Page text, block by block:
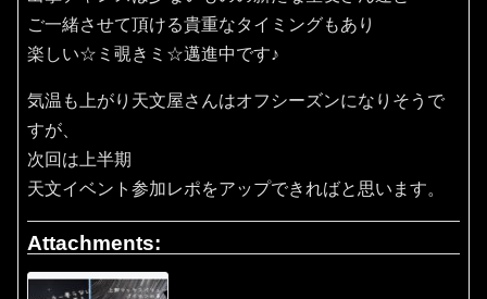
ご一緒させて頂ける貴重なタイミングもあり
楽しい☆ミ覗きミ☆邁進中です♪
気温も上がり天文屋さんはオフシーズンになりそうで
すが、
次回は上半期
天文イベント参加レポをアップできればと思います。
Attachments: